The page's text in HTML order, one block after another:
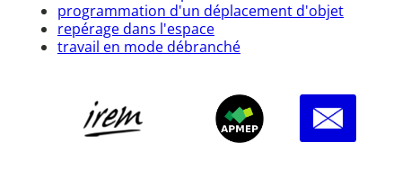
programmation d'un déplacement d'objet
repérage dans l'espace
travail en mode débranché